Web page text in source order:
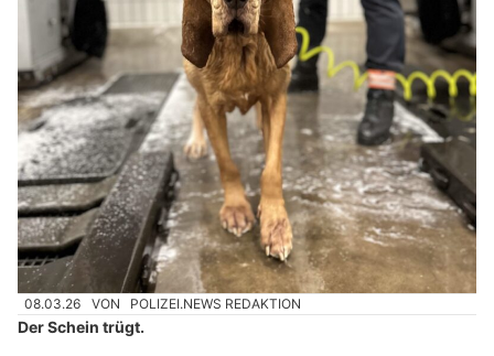
08.03.26 VON POLIZEI.NEWS REDAKTION
Der Schein trügt.